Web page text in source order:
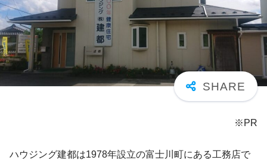
※PR
ハウジング建都は1978年設立の富士川町にある工務店で